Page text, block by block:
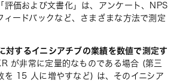
評価および文書化」は、アンケート、NPS
ィードバックなど、さまざまな方法で測定
対するイニシアチブの業績を数値で測定す
が非常に定量的なものである場合 (第三
を 15 人に増やすなど) は、そのイニシア